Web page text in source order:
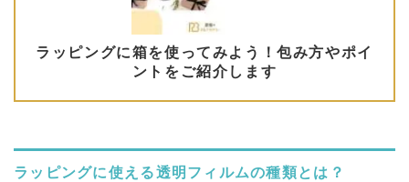
ラッピングに使える透明フィルムの種類とは？